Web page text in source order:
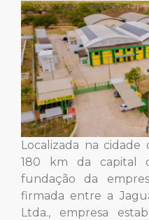
Localizada na
180 km da capital
fundação da
firmada entre a
Ltda., empresa